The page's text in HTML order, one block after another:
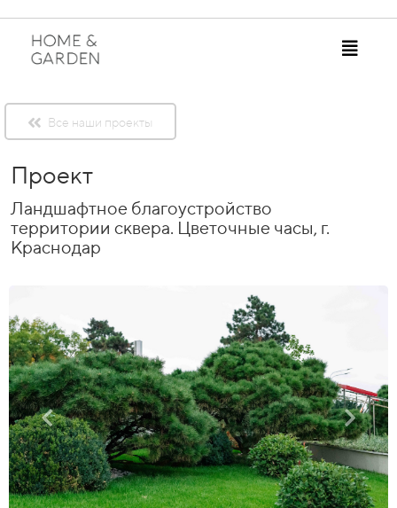
Все наши проекты
Проект
Ландшафтное благоустройство
территории сквера. Цветочные часы, г.
Краснодар